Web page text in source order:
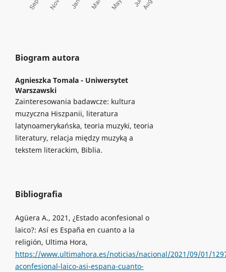
Biogram autora
Agnieszka Tomala - Uniwersytet
Warszawski
Zainteresowania badawcze: kultura
muzyczna Hiszpanii, literatura
latynoamerykańska, teoria muzyki, teoria
literatury, relacja między muzyką a
tekstem literackim, Biblia.
Bibliografia
Agüera A., 2021, ¿Estado aconfesional o
laico?: Así es España en cuanto a la
religión, Ultima Hora,
https://www.ultimahora.es/noticias/nacional/2021/09/01/
aconfesional-laico-asi-espana-cuanto-